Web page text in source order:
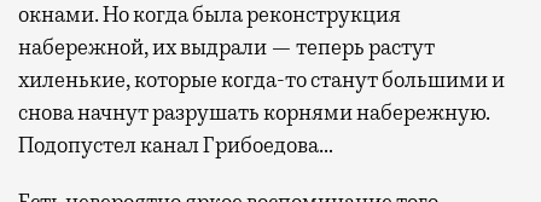
окнами. Но когда была реконструкция
набережной, их выдрали — теперь растут
хиленькие, которые когда-то станут большими и
снова начнут разрушать корнями набережную.
Подопустел канал Грибоедова…